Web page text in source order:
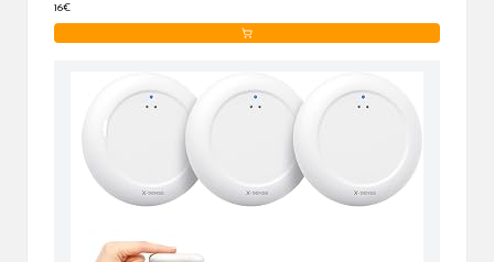
de Bain, sous-Sol, SWS0A, Lot de 1
16€